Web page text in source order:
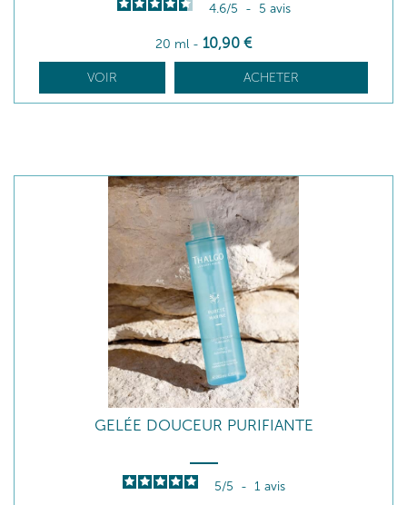
4.6/5 - 5 avis
20 ml - 10,90 €
VOIR ACHETER
GELÉE DOUCEUR PURIFIANTE
5/5 - 1 avis